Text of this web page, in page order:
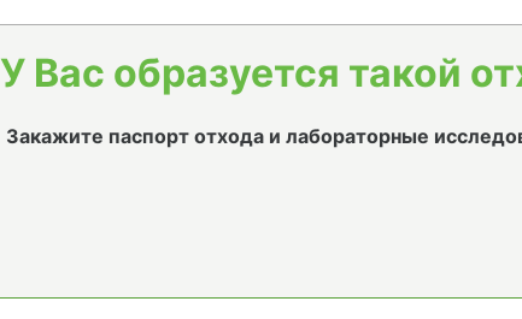
У Вас образуется такой
Закажите паспорт отхода и лабораторные